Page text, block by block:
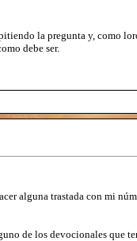
la pregunta y, como
debe ser.
alguna trastada con mi
de los devocionales que